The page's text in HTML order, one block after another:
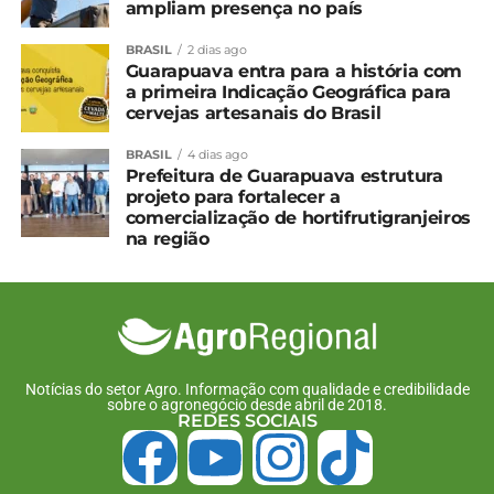
Sementes de IPR W225 estarão disponíveis aos
produtores já a partir da segunda safra de 2026.
*IDR-PR com edição
Compartilhe isso:
Facebook 18+
IDR-Paraná levará
para o Show Rural 2024
Conheça o IPR Cardeal,
desenvolvida no PR
15 de dezembro, 2023
Em "Paraná"
IDR-Paraná vai lançar
ampliam presença no país
BRASIL 2 dias ago
Guarapuava entra para a história com
a primeira Indicação Geográfica para
cervejas artesanais do Brasil
BRASIL 4 dias ago
Prefeitura de Guarapuava estrutura
projeto para fortalecer a
comercialização de hortifrutigranjeiros
na região
Notícias do setor Agro. Informação com qualidade e credibilidade
sobre o agronegócio desde abril de 2018.
REDES SOCIAIS